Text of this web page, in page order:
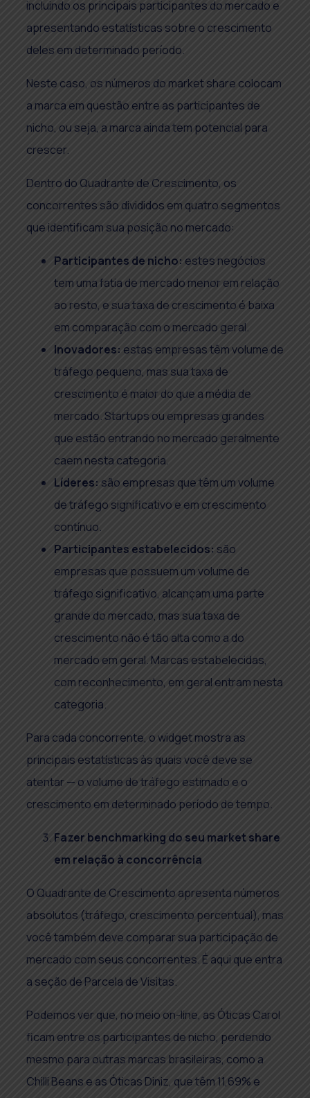
incluindo os principais participantes do mercado e
apresentando estatísticas sobre o crescimento
deles em determinado período.
Neste caso, os números do market share colocam
a marca em questão entre as participantes de
nicho, ou seja, a marca ainda tem potencial para
crescer.
Dentro do Quadrante de Crescimento, os
concorrentes são divididos em quatro segmentos
que identificam sua posição no mercado:
Participantes de nicho: estes negócios
tem uma fatia de mercado menor em relação
ao resto, e sua taxa de crescimento é baixa
em comparação com o mercado geral.
Inovadores: estas empresas têm volume de
tráfego pequeno, mas sua taxa de
crescimento é maior do que a média de
mercado. Startups ou empresas grandes
que estão entrando no mercado geralmente
caem nesta categoria.
Líderes: são empresas que têm um volume
de tráfego significativo e em crescimento
contínuo.
Participantes estabelecidos: são
empresas que possuem um volume de
tráfego significativo, alcançam uma parte
grande do mercado, mas sua taxa de
crescimento não é tão alta como a do
mercado em geral. Marcas estabelecidas,
com reconhecimento, em geral entram nesta
categoria.
Para cada concorrente, o widget mostra as
principais estatísticas às quais você deve se
atentar — o volume de tráfego estimado e o
crescimento em determinado período de tempo.
Fazer benchmarking do seu market share
em relação à concorrência
O Quadrante de Crescimento apresenta números
absolutos (tráfego, crescimento percentual), mas
você também deve comparar sua participação de
mercado com seus concorrentes. É aqui que entra
a seção de Parcela de Visitas.
Podemos ver que, no meio on-line, as Óticas Carol
ficam entre os participantes de nicho, perdendo
mesmo para outras marcas brasileiras, como a
Chilli Beans e as Óticas Diniz, que têm 11,69% e